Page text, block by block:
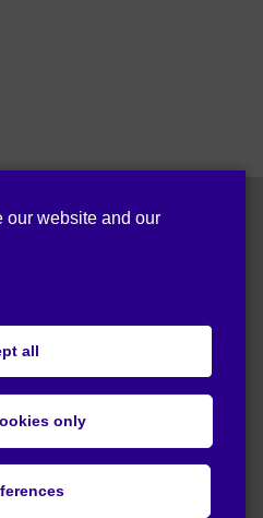
our website and our
all
only
έρευνας και καινοτομίας
Δεδομένων (ΕΕ)
rights reserved.